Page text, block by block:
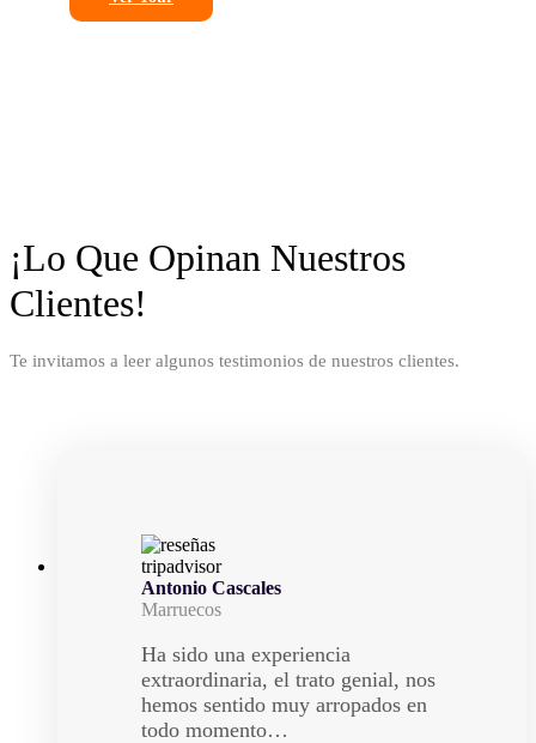
¡Lo Que Opinan Nuestros
Clientes!
Te invitamos a leer algunos testimonios de nuestros clientes.
Antonio Cascales
Marruecos
Ha sido una experiencia
extraordinaria, el trato genial, nos
hemos sentido muy arropados en
todo momento…